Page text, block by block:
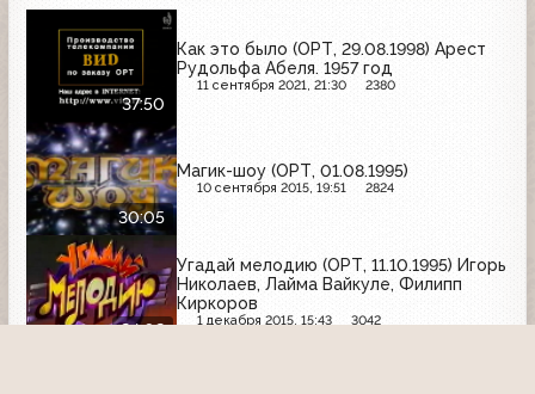
37:50
Как это было (ОРТ, 29.08.1998) Арест
Рудольфа Абеля. 1957 год
11 сентября 2021, 21:30 2380
30:05
Магик-шоу (ОРТ, 01.08.1995)
10 сентября 2015, 19:51 2824
24:02
Угадай мелодию (ОРТ, 11.10.1995) Игорь
Николаев, Лайма Вайкуле, Филипп
Киркоров
1 декабря 2015, 15:43 3042